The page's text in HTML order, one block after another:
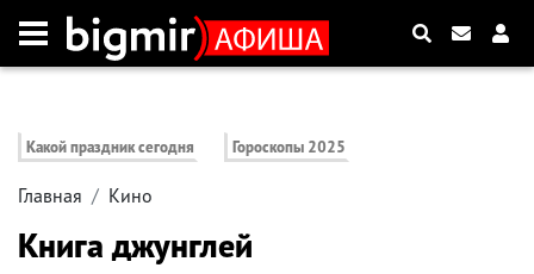
Какой праздник сегодня Гороскопы 2025
Главная Кино
Книга джунглей